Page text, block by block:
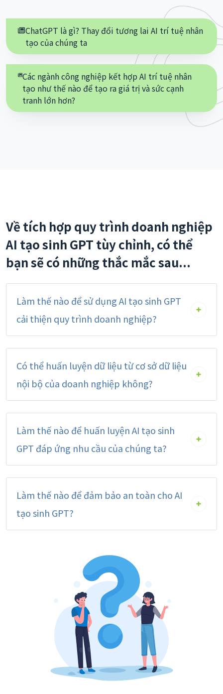
ChatGPT là gì? Thay đổi tương lai AI trí tuệ nhân
tạo của chúng ta
Các ngành công nghiệp kết hợp AI trí tuệ nhân
tạo như thế nào để tạo ra giá trị và sức cạnh
tranh lớn hơn?
Về tích hợp quy trình doanh nghiệp
AI tạo sinh GPT tùy chỉnh, có thể
bạn sẽ có những thắc mắc sau...
Làm thế nào để sử dụng AI tạo sinh GPT
cải thiện quy trình doanh nghiệp?
Có thể huấn luyện dữ liệu từ cơ sở dữ liệu
nội bộ của doanh nghiệp không?
Làm thế nào để huấn luyện AI tạo sinh
GPT đáp ứng nhu cầu của chúng ta?
Làm thế nào để đảm bảo an toàn cho AI
tạo sinh GPT?